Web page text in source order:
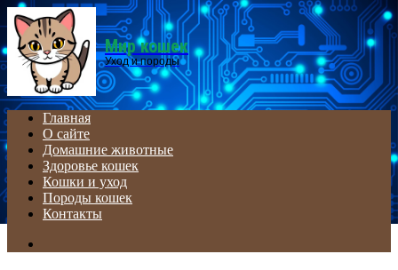
Menu
Мир кошек
Уход и породы
Главная
О сайте
Домашние животные
Здоровье кошек
Кошки и уход
Породы кошек
Контакты